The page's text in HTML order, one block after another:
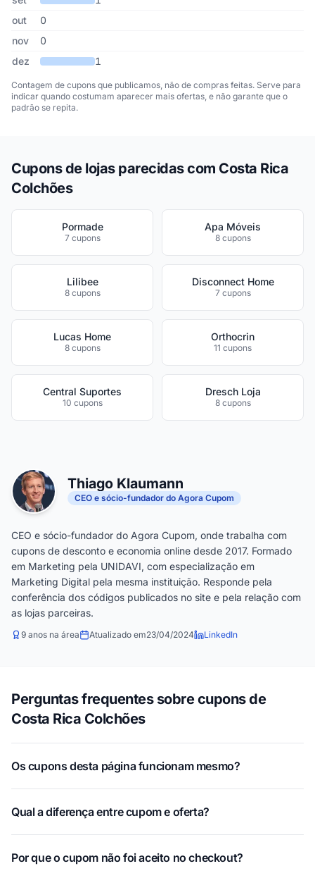
out
0
nov
0
dez
1
Contagem de cupons que publicamos, não de compras feitas. Serve para
indicar quando costumam aparecer mais ofertas, e não garante que o
padrão se repita.
Cupons de lojas parecidas com Costa Rica
Colchões
Pormade
7 cupons
Apa Móveis
8 cupons
Lilibee
8 cupons
Disconnect Home
7 cupons
Lucas Home
8 cupons
Orthocrin
11 cupons
Central Suportes
10 cupons
Dresch Loja
8 cupons
Thiago Klaumann
CEO e sócio-fundador do Agora Cupom
CEO e sócio-fundador do Agora Cupom, onde trabalha com
cupons de desconto e economia online desde 2017. Formado
em Marketing pela UNIDAVI, com especialização em
Marketing Digital pela mesma instituição. Responde pela
conferência dos códigos publicados no site e pela relação com
as lojas parceiras.
9 anos na área Atualizado em23/04/2024 LinkedIn
Perguntas frequentes sobre cupons de
Costa Rica Colchões
Os cupons desta página funcionam mesmo?
Qual a diferença entre cupom e oferta?
Por que o cupom não foi aceito no checkout?